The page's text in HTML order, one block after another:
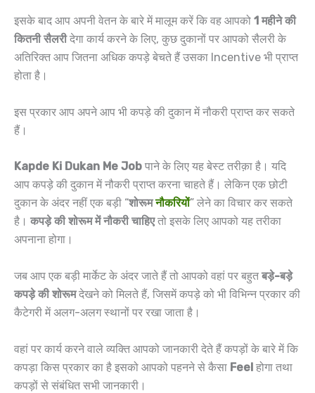
इसके बाद आप अपनी वेतन के बारे में मालूम करें कि वह आपको 1 महीने की
कितनी सैलरीदेगा कार्य करने के लिए, कुछ दुकानों पर आपको सैलरी के
अतिरिक्त आप जितना अधिक कपड़े बेचते हैं उसका Incentive भी प्राप्त
होता है।
इस प्रकार आप अपने आप भी कपड़े की दुकान में नौकरी प्राप्त कर सकते
हैं।
Kapde Ki Dukan Me Job पाने के लिए यह बेस्ट तरीक़ा है। यदि
आप कपड़े की दुकान में नौकरी प्राप्त करना चाहते हैं। लेकिन एक छोटी
दुकान के अंदर नहीं एक बड़ी “शोरूमनौकरियों” लेने का विचार कर सकते
है। कपड़े की शोरूम में नौकरी चाहिएतो इसके लिए आपको यह तरीका
अपनाना होगा।
जब आप एक बड़ी मार्केट के अंदर जाते हैं तो आपको वहां पर बहुत बड़े-बड़े
कपड़े की शोरूमदेखने को मिलते हैं, जिसमें कपड़े को भी विभिन्न प्रकार की
कैटेगरी में अलग-अलग स्थानों पर रखा जाता है।
वहां पर कार्य करने वाले व्यक्ति आपको जानकारी देते हैं कपड़ों के बारे में कि
कपड़ा किस प्रकार का है इसको आपको पहनने से कैसा Feel होगा तथा
कपड़ों से संबंधित सभी जानकारी।